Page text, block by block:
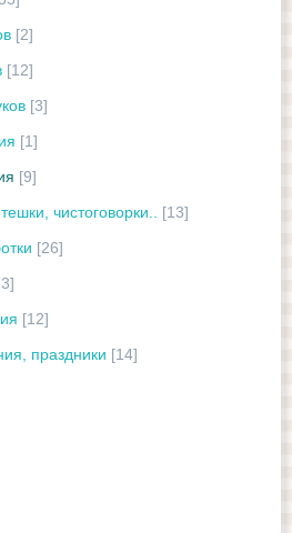
[2]
[12]
[3]
[1]
[9]
чистоговорки..
[13]
[26]
[12]
праздники [14]